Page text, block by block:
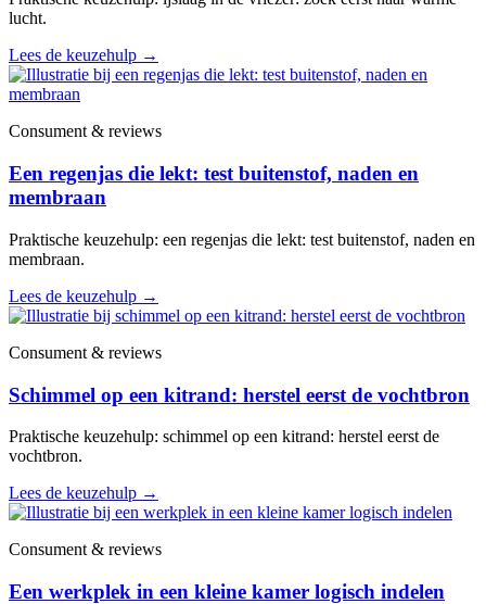
lucht.
Lees de keuzehulp →
Consument & reviews
Een regenjas die lekt: test buitenstof, naden en
membraan
Praktische keuzehulp: een regenjas die lekt: test buitenstof, naden en
membraan.
Lees de keuzehulp →
Consument & reviews
Schimmel op een kitrand: herstel eerst de vochtbron
Praktische keuzehulp: schimmel op een kitrand: herstel eerst de
vochtbron.
Lees de keuzehulp →
Consument & reviews
Een werkplek in een kleine kamer logisch indelen